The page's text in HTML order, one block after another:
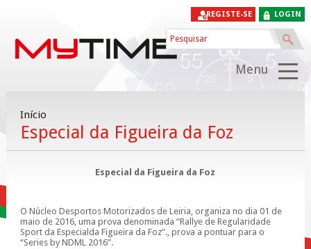
LOGIN
REGISTE-SE
Menu
Início
Especial da Figueira da Foz
Especial da Figueira da Foz
O Núcleo Desportos Motorizados de Leiria, organiza no dia 01 de
maio de 2016, uma prova denominada “Rallye de Regularidade
Sport da Especialda Figueira da Foz”., prova a pontuar para o
“Series by NDML 2016”.